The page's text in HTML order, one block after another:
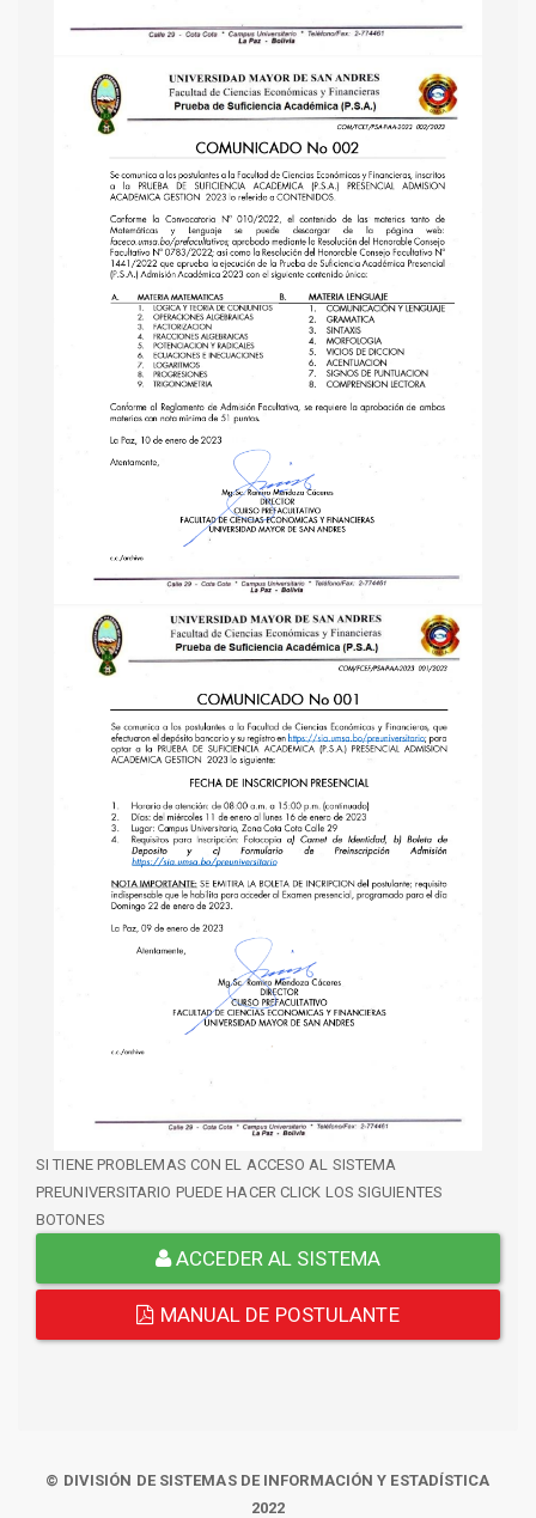
SI TIENE PROBLEMAS CON EL ACCESO AL SISTEMA
PREUNIVERSITARIO PUEDE HACER CLICK LOS SIGUIENTES
BOTONES
ACCEDER AL SISTEMA
MANUAL DE POSTULANTE
© DIVISIÓN DE SISTEMAS DE INFORMACIÓN Y ESTADÍSTICA
2022